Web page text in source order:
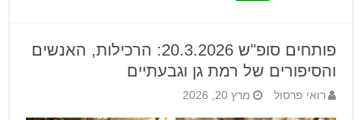
פותחים סופ"ש 20.3.2026: הרכילות, האנשים
והסיפורים של רמת גן וגבעתיים
רואי פרסול מרץ 20, 2026